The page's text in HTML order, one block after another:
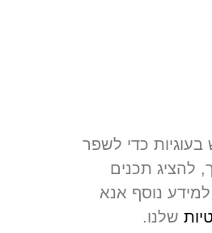
כדי לשפר
תכנים
נוסף אנא
שלנו.